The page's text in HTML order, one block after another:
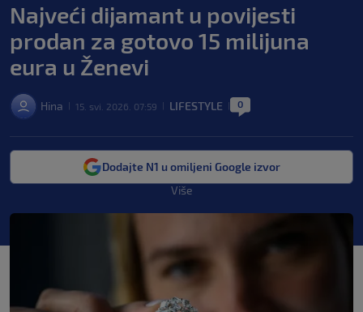
Najveći dijamant u povijesti
prodan za gotovo 15 milijuna
eura u Ženevi
Hina 15. svi. 2026. 07:59 LIFESTYLE 0
Dodajte N1 u omiljeni Google izvor
Više